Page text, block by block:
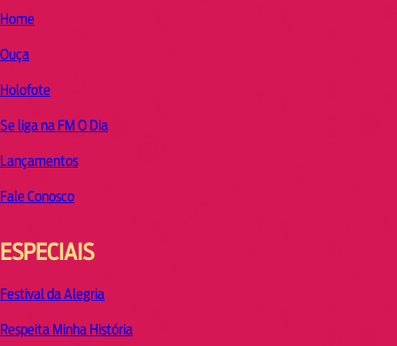
Home
Ouça
Holofote
Se liga na FM O Dia
Lançamentos
Fale Conosco
ESPECIAIS
Festival da Alegria
Respeita Minha História